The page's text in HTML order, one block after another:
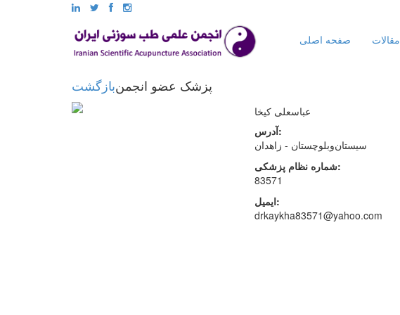
صفحه اصلی مقالات
پزشک عضو انجمنبازگشت
عباسعلی کیخا
آدرس:
سیستان‌و‌بلوچستان - زاهدان
شماره نظام پزشکی:
83571
ایمیل:
drkaykha83571@yahoo.com